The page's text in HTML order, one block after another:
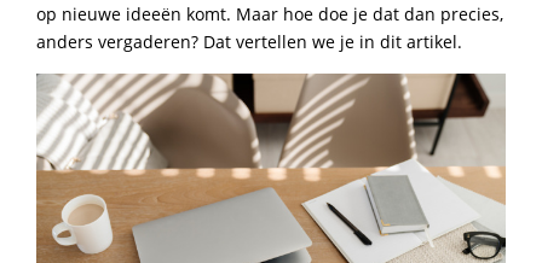
op nieuwe ideeën komt. Maar hoe doe je dat dan precies,
anders vergaderen? Dat vertellen we je in dit artikel.